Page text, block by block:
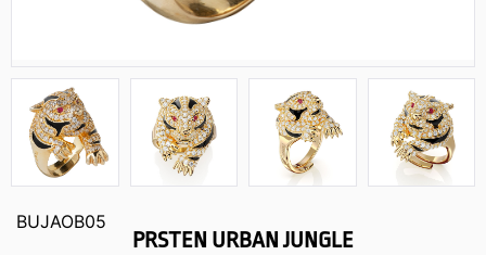
BUJAOB05
PRSTEN URBAN JUNGLE